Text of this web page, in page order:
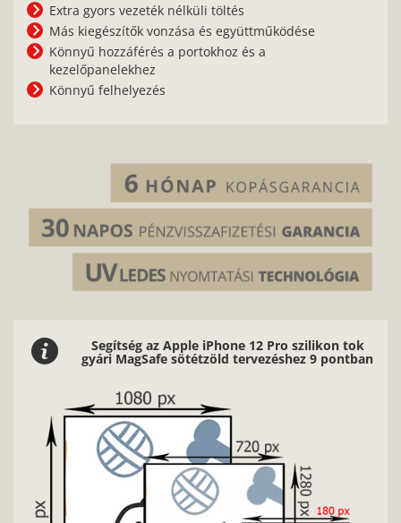
Extra gyors vezeték nélküli töltés
Más kiegészítők vonzása és együttműködése
Könnyű hozzáférés a portokhoz és a
kezelőpanelekhez
Könnyű felhelyezés
Segítség az Apple iPhone 12 Pro szilikon tok
gyári MagSafe sötétzöld tervezéshez 9 pontban